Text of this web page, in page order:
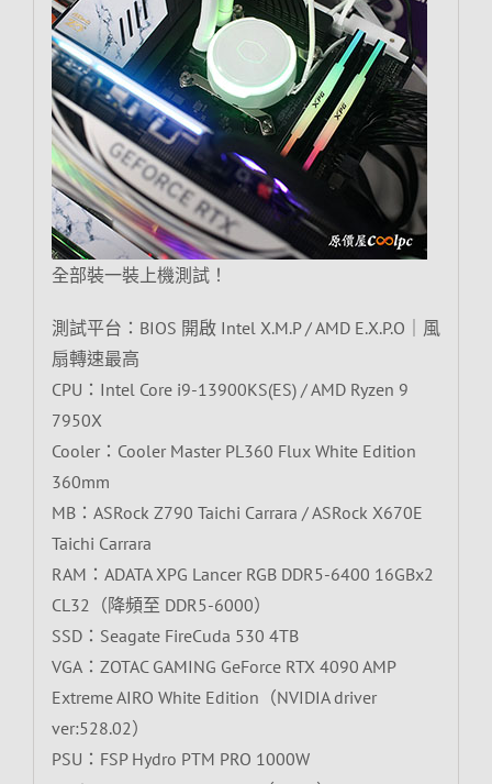
全部裝一裝上機測試！
測試平台：BIOS 開啟 Intel X.M.P / AMD E.X.P.O｜風
扇轉速最高
CPU：Intel Core i9-13900KS(ES) / AMD Ryzen 9
7950X
Cooler：Cooler Master PL360 Flux White Edition
360mm
MB：ASRock Z790 Taichi Carrara / ASRock X670E
Taichi Carrara
RAM：ADATA XPG Lancer RGB DDR5-6400 16GBx2
CL32（降頻至 DDR5-6000）
SSD：Seagate FireCuda 530 4TB
VGA：ZOTAC GAMING GeForce RTX 4090 AMP
Extreme AIRO White Edition（NVIDIA driver
ver:528.02）
PSU：FSP Hydro PTM PRO 1000W